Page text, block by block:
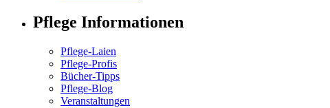
Pflege Informationen
Pflege-Laien
Pflege-Profis
Bücher-Tipps
Pflege-Blog
Veranstaltungen